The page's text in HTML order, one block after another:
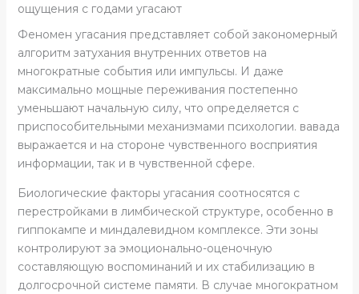
ощущения с годами угасают
Феномен угасания представляет собой закономерный
алгоритм затухания внутренних ответов на
многократные события или импульсы. И даже
максимально мощные переживания постепенно
уменьшают начальную силу, что определяется с
приспособительными механизмами психологии. вавада
выражается и на стороне чувственного восприятия
информации, так и в чувственной сфере.
Биологические факторы угасания соотносятся с
перестройками в лимбической структуре, особенно в
гиппокампе и миндалевидном комплексе. Эти зоны
контролируют за эмоционально-оценочную
составляющую воспоминаний и их стабилизацию в
долгосрочной системе памяти. В случае многократном